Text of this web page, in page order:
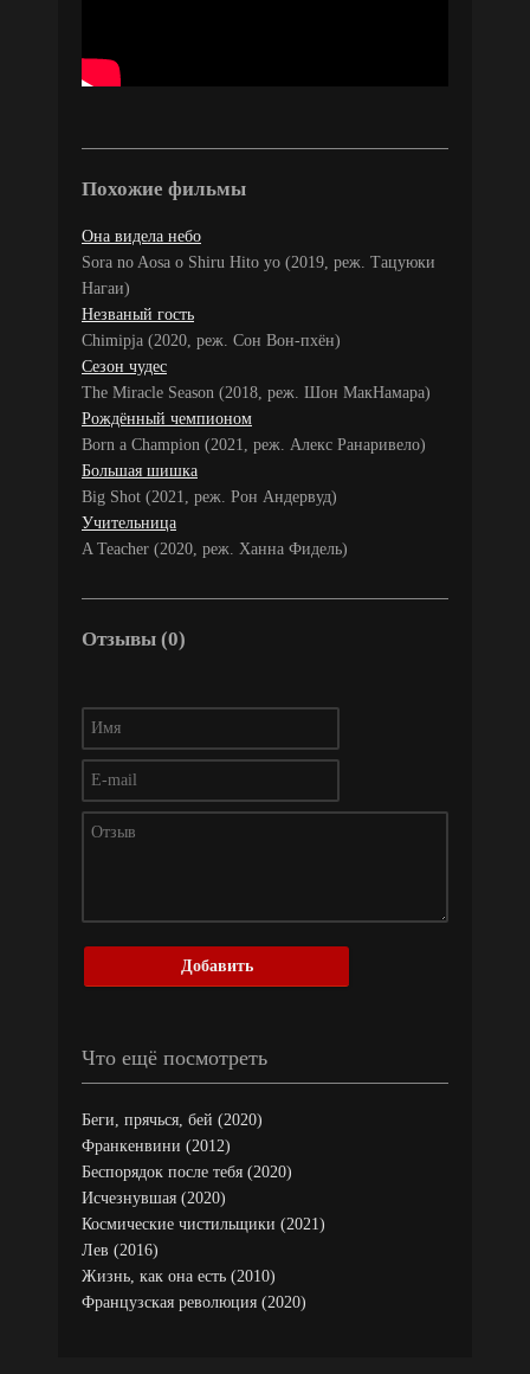
Похожие фильмы
Она видела небо
Sora no Aosa o Shiru Hito yo (2019, реж. Тацуюки
Нагаи)
Незваный гость
Chimipja (2020, реж. Сон Вон-пхён)
Сезон чудес
The Miracle Season (2018, реж. Шон МакНамара)
Рождённый чемпионом
Born a Champion (2021, реж. Алекс Ранаривело)
Большая шишка
Big Shot (2021, реж. Рон Андервуд)
Учительница
A Teacher (2020, реж. Ханна Фидель)
Отзывы (0)
Добавить
Что ещё посмотреть
Беги, прячься, бей (2020)
Франкенвини (2012)
Беспорядок после тебя (2020)
Исчезнувшая (2020)
Космические чистильщики (2021)
Лев (2016)
Жизнь, как она есть (2010)
Французская революция (2020)